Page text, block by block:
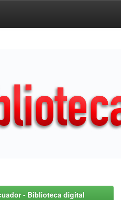
- Biblioteca digital